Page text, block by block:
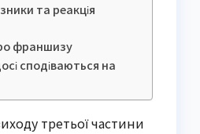
та реакція
франшизу
сподіваються на
третьої частини